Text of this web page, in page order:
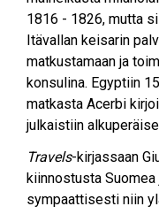
1816 - 1826, mutta
Itävallan keisarin
matkustamaan ja
konsulina. Egyptiin
matkasta Acerbi
julkaistiin
Travels-kirjassaan
kiinnostusta Suomea
sympaattisesti niin